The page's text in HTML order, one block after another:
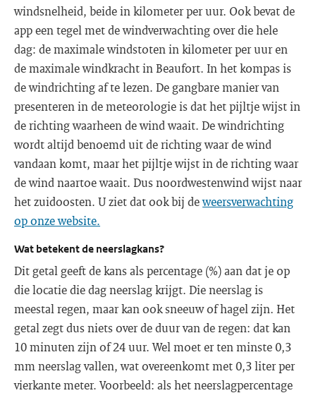
windsnelheid, beide in kilometer per uur. Ook bevat de
app een tegel met de windverwachting over die hele
dag: de maximale windstoten in kilometer per uur en
de maximale windkracht in Beaufort. In het kompas is
de windrichting af te lezen. De gangbare manier van
presenteren in de meteorologie is dat het pijltje wijst in
de richting waarheen de wind waait. De windrichting
wordt altijd benoemd uit de richting waar de wind
vandaan komt, maar het pijltje wijst in de richting waar
de wind naartoe waait. Dus noordwestenwind wijst naar
het zuidoosten. U ziet dat ook bij deweersverwachting
op onze website.
Wat betekent de neerslagkans?
Dit getal geeft de kans als percentage (%) aan dat je op
die locatie die dag neerslag krijgt. Die neerslag is
meestal regen, maar kan ook sneeuw of hagel zijn. Het
getal zegt dus niets over de duur van de regen: dat kan
10 minuten zijn of 24 uur. Wel moet er ten minste 0,3
mm neerslag vallen, wat overeenkomt met 0,3 liter per
vierkante meter. Voorbeeld: als het neerslagpercentage